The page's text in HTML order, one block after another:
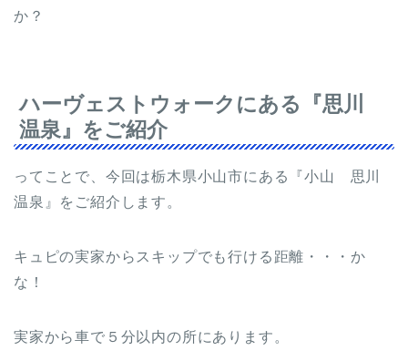
か？
ハーヴェストウォークにある『思川
温泉』をご紹介
ってことで、今回は栃木県小山市にある『小山 思川
温泉』をご紹介します。
キュピの実家からスキップでも行ける距離・・・か
な！
実家から車で５分以内の所にあります。